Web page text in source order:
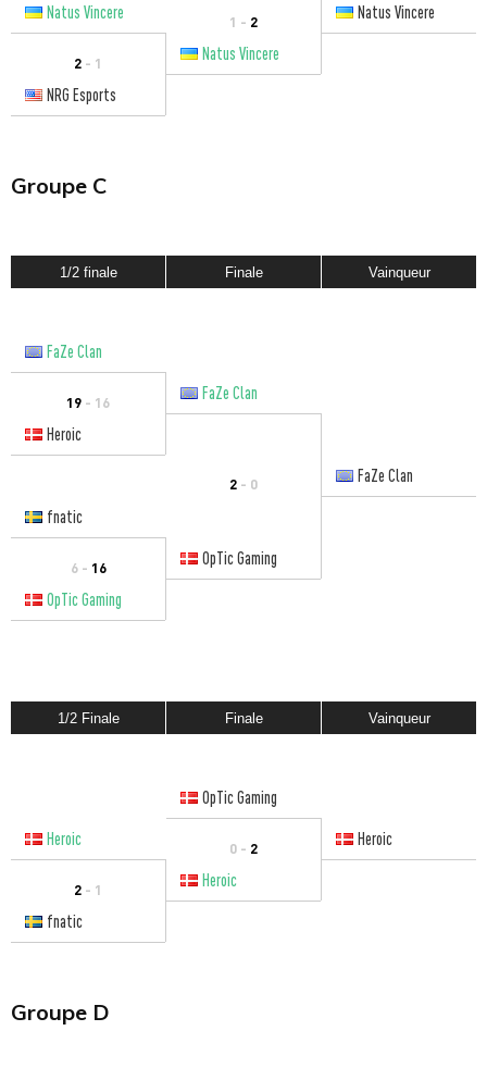
Natus Vincere 1 - 2 Natus Vincere
2 - 1
Natus Vincere
NRG Esports
Groupe C
1/2 finale Finale Vainqueur
FaZe Clan
19 - 16
FaZe Clan
Heroic
2 - 0
FaZe Clan
fnatic
6 - 16
OpTic Gaming
OpTic Gaming
1/2 Finale Finale Vainqueur
OpTic Gaming
Heroic
0 - 2 Heroic
2 - 1
Heroic
fnatic
Groupe D